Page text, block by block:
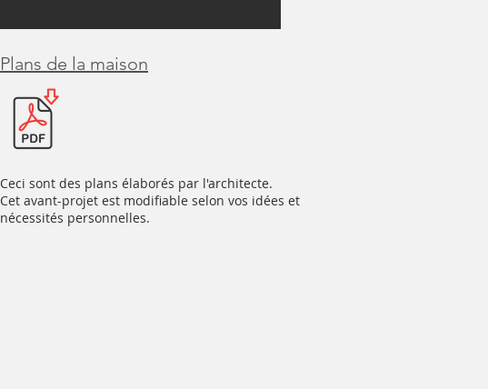
Plans de la maison
Ceci sont des plans élaborés par l'architecte.
Cet avant-projet est modifiable selon vos idées et
nécessités personnelles.